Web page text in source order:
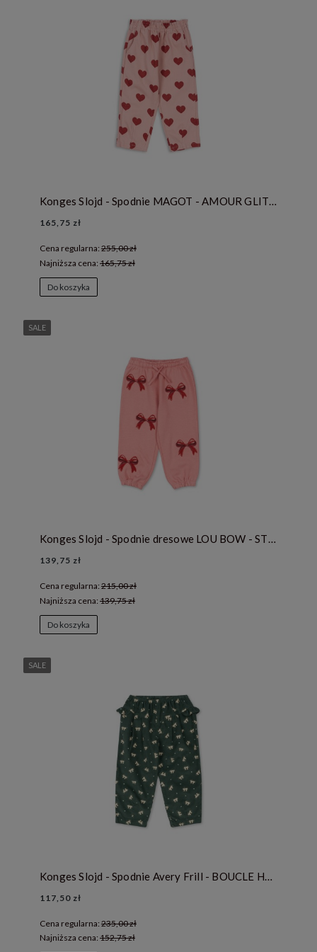
Konges Slojd - Spodnie MAGOT - AMOUR GLITTER
165,75 zł
Cena regularna: 255,00 zł
Najniższa cena: 165,75 zł
Do koszyka
Konges Slojd - Spodnie dresowe LOU BOW - STRAWBERRY ICE
139,75 zł
Cena regularna: 215,00 zł
Najniższa cena: 139,75 zł
Do koszyka
SALE
Konges Slojd - Spodnie Avery Frill - BOUCLE HUNTER
117,50 zł
Cena regularna: 235,00 zł
Najniższa cena: 152,75 zł
SALE